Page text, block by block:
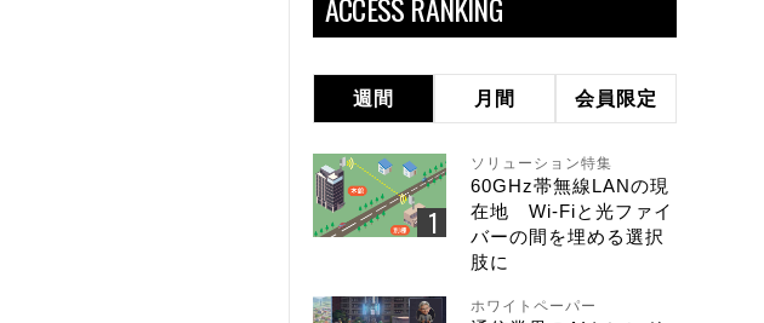
ACCESS RANKING
週間 月間 会員限定
ソリューション特集
60GHz帯無線LANの現
在地 Wi-Fiと光ファイ
バーの間を埋める選択
肢に
ホワイトペーパー